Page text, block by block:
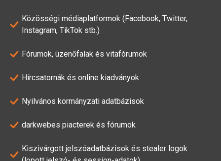
Közösségi médiaplatformok (Facebook, Twitter,
Instagram, TikTok stb.)
Fórumok, üzenőfalak és vitafórumok
Hírcsatornák és online kiadványok
Nyilvános kormányzati adatbázisok
darkwebes piacterek és fórumok
Kiszivárgott jelszóadatbázisok és stealer logok